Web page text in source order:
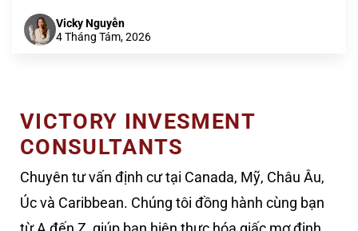
Vicky Nguyễn
4 Tháng Tám, 2026
VICTORY INVESMENT
CONSULTANTS
Chuyên tư vấn định cư tại Canada, Mỹ, Châu Âu,
Úc và Caribbean. Chúng tôi đồng hành cùng bạn